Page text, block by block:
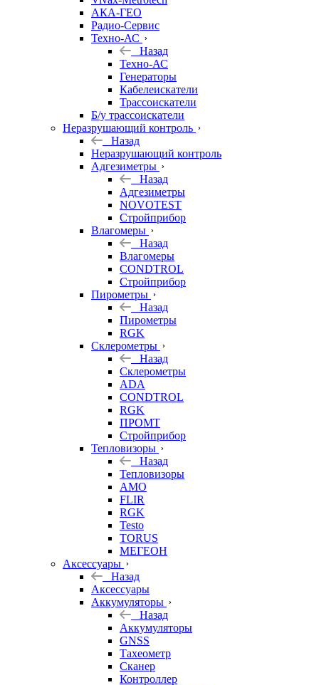
АКА-ГЕО
Радио-Сервис
Техно-АС
Назад
Техно-АС
Генераторы
Кабелеискатели
Трассоискатели
Б/у трассоискатели
Неразрушающий контроль
Назад
Неразрушающий контроль
Адгезиметры
Назад
Адгезиметры
NOVOTEST
Стройприбор
Влагомеры
Назад
Влагомеры
CONDTROL
Стройприбор
Пирометры
Назад
Пирометры
RGK
Склерометры
Назад
Склерометры
ADA
CONDTROL
RGK
ПРОМТ
Стройприбор
Тепловизоры
Назад
Тепловизоры
AMO
FLIR
RGK
Testo
TORUS
МЕГЕОН
Аксессуары
Назад
Аксессуары
Аккумуляторы
Назад
Аккумуляторы
GNSS
Тахеометр
Сканер
Контроллер